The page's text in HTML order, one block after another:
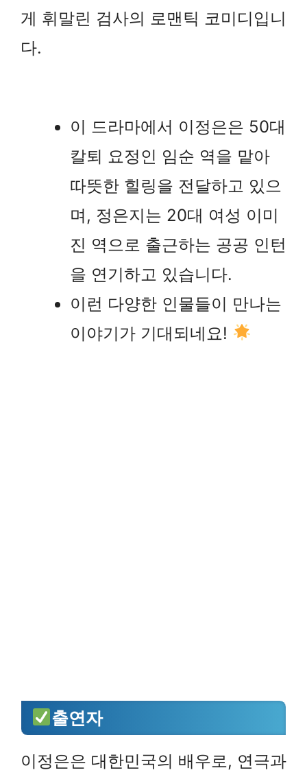
게 휘말린 검사의 로맨틱 코미디입니
다.
이 드라마에서 이정은은 50대
칼퇴 요정인 임순 역을 맡아
따뜻한 힐링을 전달하고 있으
며, 정은지는 20대 여성 이미
진 역으로 출근하는 공공 인턴
을 연기하고 있습니다.
이런 다양한 인물들이 만나는
이야기가 기대되네요!
출연자
이정은은 대한민국의 배우로, 연극과